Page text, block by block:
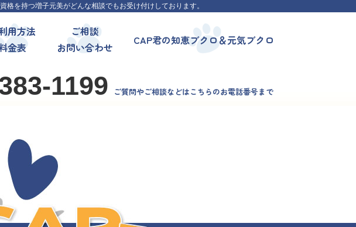
を持つ増子元美がどんな相談でもお受け付けしております。
用方法
金表
ご相談
お問い合わせ
CAP君の知恵ブクロ＆元気ブクロ
1199 ご質問やご相談などはこちらのお電話番号まで